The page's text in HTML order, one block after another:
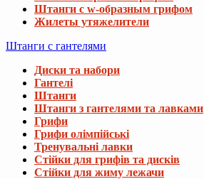
Штанги с w-образным грифом
Жилеты утяжелители
Штанги с гантелями
Диски та набори
Гантелі
Штанги
Штанги з гантелями та лавками
Грифи
Грифи олімпійські
Тренувальні лавки
Стійки для грифів та дисків
Стійки для жиму лежачи